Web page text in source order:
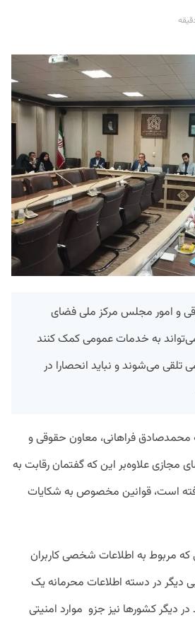
و امور مجلس مرکز ملی فضای
به خدمات عمومی کمک کنند
تلقی می‌شوند و نباید انحصارا در
محمدصادق فراهانی، معاون حقوقی و
علاوه‌بر این که گفتمان رقابت به
است،‌ قوانین مخصوص به شکایات
که مربوط به اطلاعات شخصی کاربران
دیگر در دسته اطلاعات محرمانه یک
دیگر کشورها نیز جزو موارد امنیتی